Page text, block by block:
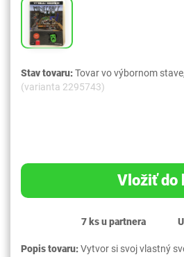
Stav tovaru:Tovar vo výbornom
(varianta 2295743)
Vložiť do
7 ks u partnera
Popis tovaru:Vytvor si svoj vlastný